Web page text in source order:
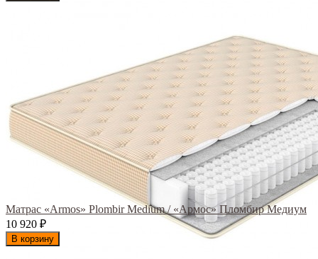
Матрас «Armos» Plombir Medium / «Армос» Пломбир Медиум
10 920 ₽
В корзину